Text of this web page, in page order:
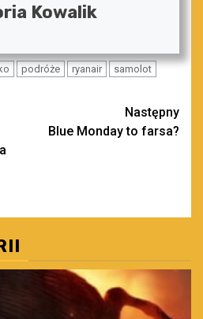
Kowalik
podróże ryanair
samolot
Następny
Blue Monday to farsa?